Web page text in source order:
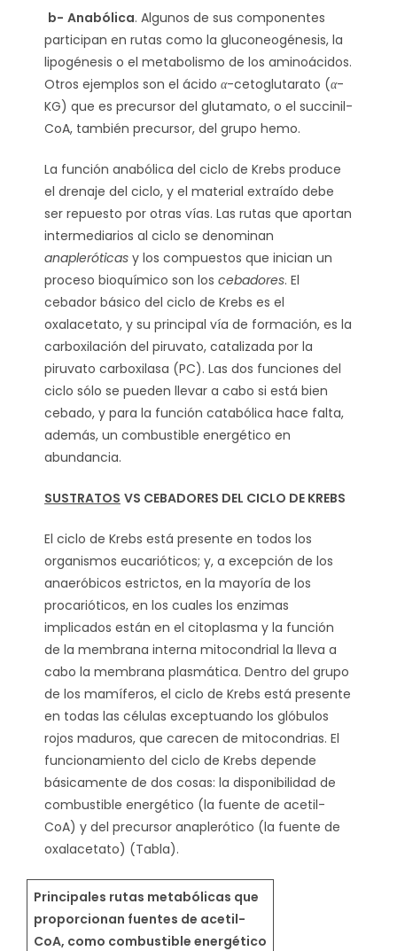
b- Anabólica. Algunos de sus componentes
participan en rutas como la gluconeogénesis, la
lipogénesis o el metabolismo de los aminoácidos.
Otros ejemplos son el ácido α-cetoglutarato (α-
KG) que es precursor del glutamato, o el succinil-
CoA, también precursor, del grupo hemo.
La función anabólica del ciclo de Krebs produce
el drenaje del ciclo, y el material extraído debe
ser repuesto por otras vías. Las rutas que aportan
intermediarios al ciclo se denominan
anapleróticas y los compuestos que inician un
proceso bioquímico son los cebadores. El
cebador básico del ciclo de Krebs es el
oxalacetato, y su principal vía de formación, es la
carboxilación del piruvato, catalizada por la
piruvato carboxilasa (PC). Las dos funciones del
ciclo sólo se pueden llevar a cabo si está bien
cebado, y para la función catabólica hace falta,
además, un combustible energético en
abundancia.
SUSTRATOS VS CEBADORES DEL CICLO DE KREBS
El ciclo de Krebs está presente en todos los
organismos eucarióticos; y, a excepción de los
anaeróbicos estrictos, en la mayoría de los
procarióticos, en los cuales los enzimas
implicados están en el citoplasma y la función
de la membrana interna mitocondrial la lleva a
cabo la membrana plasmática. Dentro del grupo
de los mamíferos, el ciclo de Krebs está presente
en todas las células exceptuando los glóbulos
rojos maduros, que carecen de mitocondrias. El
funcionamiento del ciclo de Krebs depende
básicamente de dos cosas: la disponibilidad de
combustible energético (la fuente de acetil-
CoA) y del precursor anaplerótico (la fuente de
oxalacetato) (Tabla).
Principales rutas metabólicas que
proporcionan fuentes de acetil-
CoA, como combustible energético